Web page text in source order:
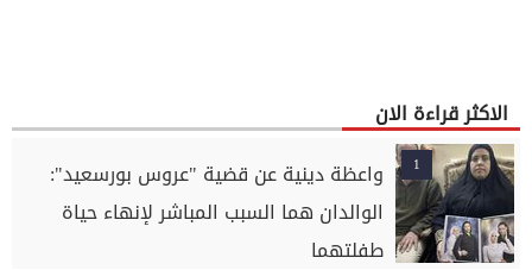
الاكثر قراءة الان
1
واعظة دينية عن قضية "عروس بورسعيد":
الوالدان هما السبب المباشر لإنهاء حياة
طفلتهما